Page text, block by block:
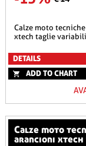
calze moto tecniche sportive invernali nere, bianche e gialle fluo
xtech taglie
DETAILS
ADD TO CHART
calze moto tecniche sportive invernali raptor
arancioni xtech